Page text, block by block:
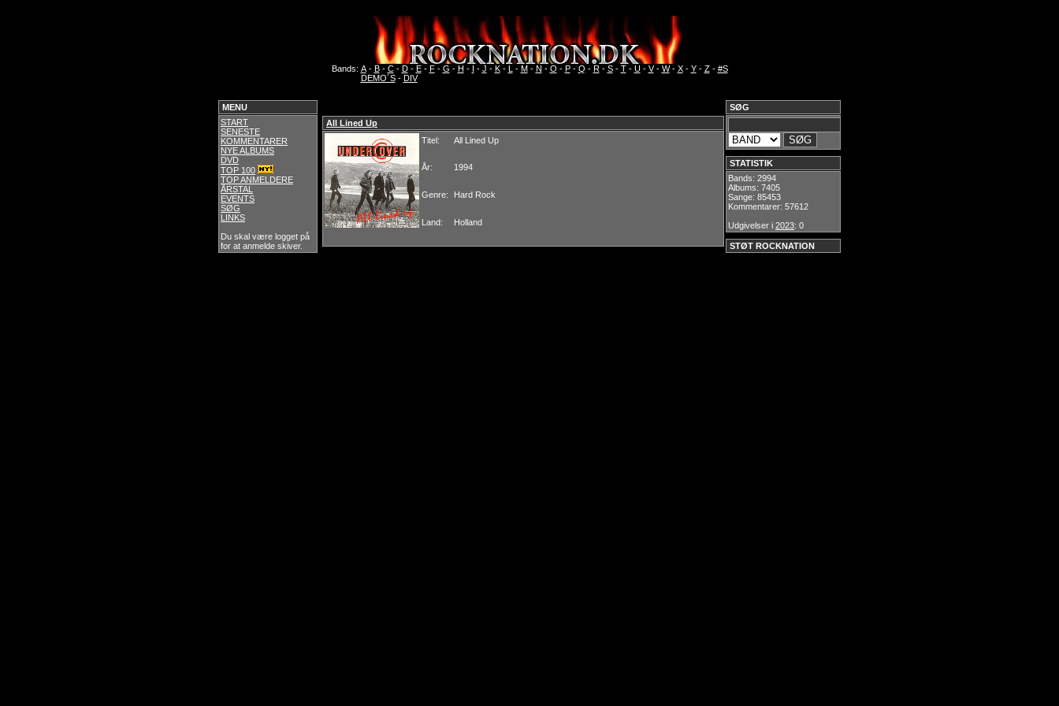
Bands: A- B- C- D- E- F- G - H - I - J - K- L - M- N - O - P- Q - R- S- T- U- V- W- X- Y- Z- #S
DEMO´S- DIV
MENU
START
SENESTE
KOMMENTARER
NYE ALBUMS
DVD
TOP 100
TOP ANMELDERE
ÅRSTAL
EVENTS
SØG
LINKS
Du skal være logget på
for at anmelde skiver.
SØG
STATISTIK
Bands: 2994
Albums: 7405
Sange: 85453
Kommentarer: 57612
Udgivelser i 2023: 0
STØT ROCKNATION
All Lined Up
Titel:
All Lined Up
År: 1994
Genre: Hard Rock
Land: Holland